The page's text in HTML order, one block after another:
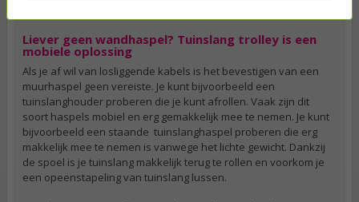
Liever geen wandhaspel? Tuinslang trolley is een
mobiele oplossing
Als je af wil van losliggende kabels is het bevestigen van een
muurhaspel geen vereiste. Je kunt bijvoorbeeld een
tuinslanghouder proberen die je kunt afrollen. Vaak zijn dit
soort haspels mobiel en erg gemakkelijk mee te nemen. Je kunt
bijvoorbeeld een staande tuinslanghaspel proberen die erg
makkelijk mee te nemen is vanwege het lichte gewicht. Dankzij
de spoel is je tuinslang makkelijk terug te rollen en voorkom je
een opeenstapeling van tuinslang lussen.